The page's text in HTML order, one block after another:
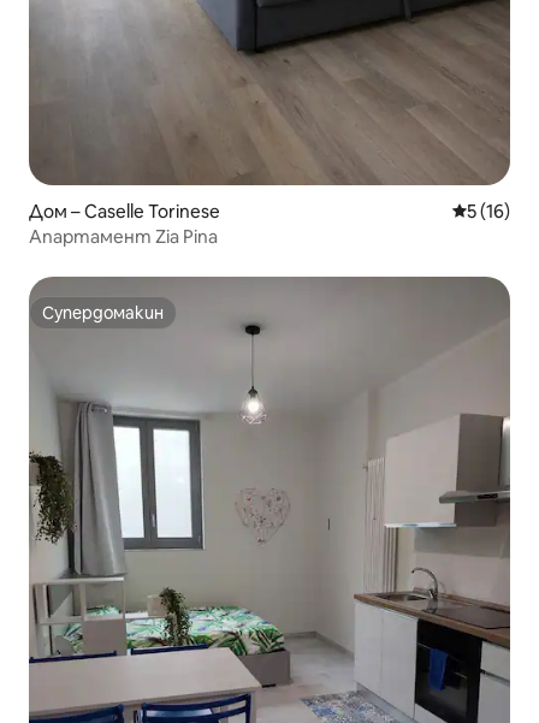
Дом – Caselle Torinese Средна
5 (16)
Апартамент Zia Pina
Супердомакин
Супердомакин